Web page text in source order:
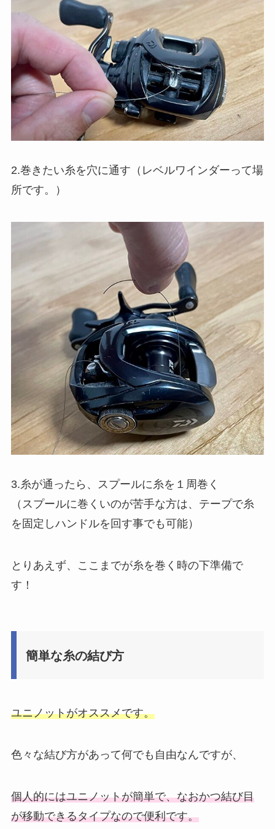
2.巻きたい糸を穴に通す（レベルワインダーって場
所です。）
3.糸が通ったら、スプールに糸を１周巻く
（スプールに巻くいのが苦手な方は、テープで糸
を固定しハンドルを回す事でも可能）
とりあえず、ここまでが糸を巻く時の下準備で
す！
簡単な糸の結び方
ユニノットがオススメです。
色々な結び方があって何でも自由なんですが、
個人的にはユニノットが簡単で、なおかつ結び目
が移動できるタイプなので便利です。